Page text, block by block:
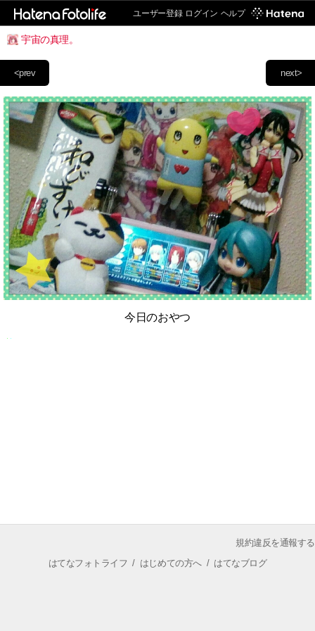
ユーザー登録 ログイン ヘルプ
宇宙の真理。
next>
<prev
今日のおやつ
規約違反を通報する
はてなフォトライフ / はじめての方へ/ はてなブログ